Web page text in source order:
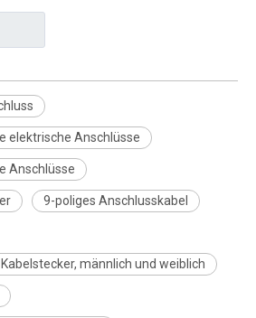
elektrische Anschlüsse
Anschlüsse
9-poliges Anschlusskabel
männlich und weiblich